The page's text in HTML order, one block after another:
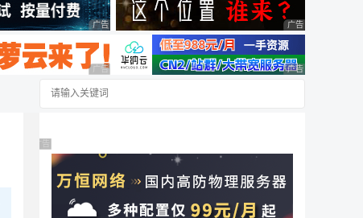
广告 商业广告，理性选择 广告 商业广告，理
广告 商业广告，理性选择 广告 商业广告，理
广告 商业广告，理性选择